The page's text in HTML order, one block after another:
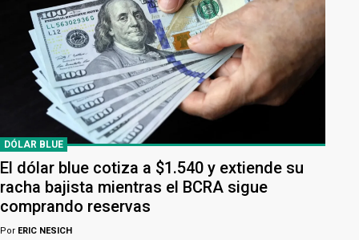
DÓLAR BLUE
El dólar blue cotiza a $1.540 y extiende su
racha bajista mientras el BCRA sigue
comprando reservas
Por ERIC NESICH